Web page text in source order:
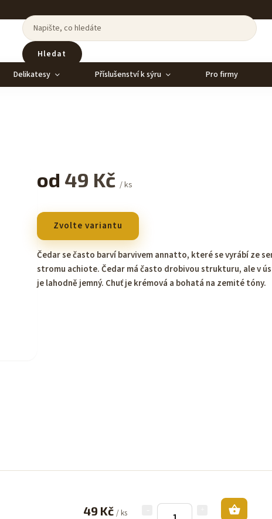
Hledat
Delikatesy Příslušenství k sýru Pro firmy
od 49 Kč / ks
Zvolte variantu
Čedar se často barví barvivem annatto, které se vyrábí ze
stromu achiote. Čedar má často drobivou strukturu, ale v
je lahodně jemný. Chuť je krémová a bohatá na zemité tóny.
49 Kč / ks